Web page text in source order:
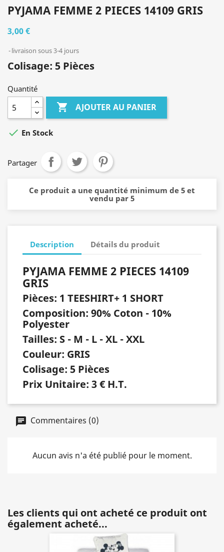
PYJAMA FEMME 2 PIECES 14109 GRIS
3,00 €
livraison sous 3-4 jours
Colisage: 5 Pièces
Quantité
 AJOUTER AU PANIER
 En Stock
Partager
Ce produit a une quantité minimum de 5 et
vendu par 5
Description Détails du produit
PYJAMA FEMME 2 PIECES 14109
GRIS
Pièces: 1 TEESHIRT+ 1 SHORT
Composition: 90% Coton - 10%
Polyester
Tailles: S - M - L - XL - XXL
Couleur: GRIS
Colisage: 5 Pièces
Prix Unitaire: 3 € H.T.
Commentaires (0)
Aucun avis n'a été publié pour le moment.
Les clients qui ont acheté ce produit ont
également acheté...